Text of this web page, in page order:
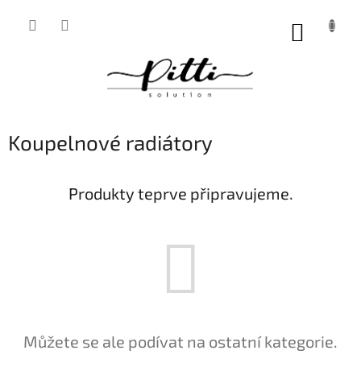
Koupelnové radiátory
Produkty teprve připravujeme.
Můžete se ale podívat na ostatní kategorie.